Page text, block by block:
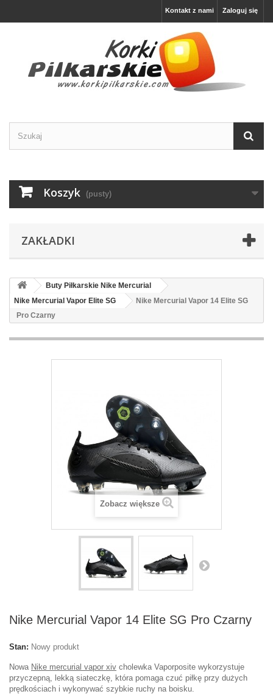
Zaloguj się
Kontakt z nami
Koszyk (pusty)
ZAKŁADKI
Buty Piłkarskie Nike Mercurial
Nike Mercurial Vapor Elite SG
Nike Mercurial Vapor 14 Elite SG
Pro Czarny
Zobacz większe
Nike Mercurial Vapor 14 Elite SG Pro Czarny
Stan: Nowy produkt
Nowa Nike mercurial vapor xiv cholewka Vaporposite wykorzystuje
przyczepną, lekką siateczkę, która pomaga czuć piłkę przy dużych
prędkościach i wykonywać szybkie ruchy na boisku.